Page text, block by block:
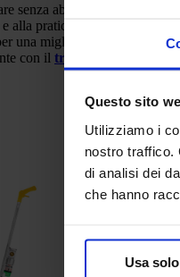
Questo sito
Utilizziamo i
nostro traffico.
di analisi dei
che hanno
Usa
senza abbassarvi.
alla pratica levetta, potrete
una migliore resistenza.
con il tracciatore da